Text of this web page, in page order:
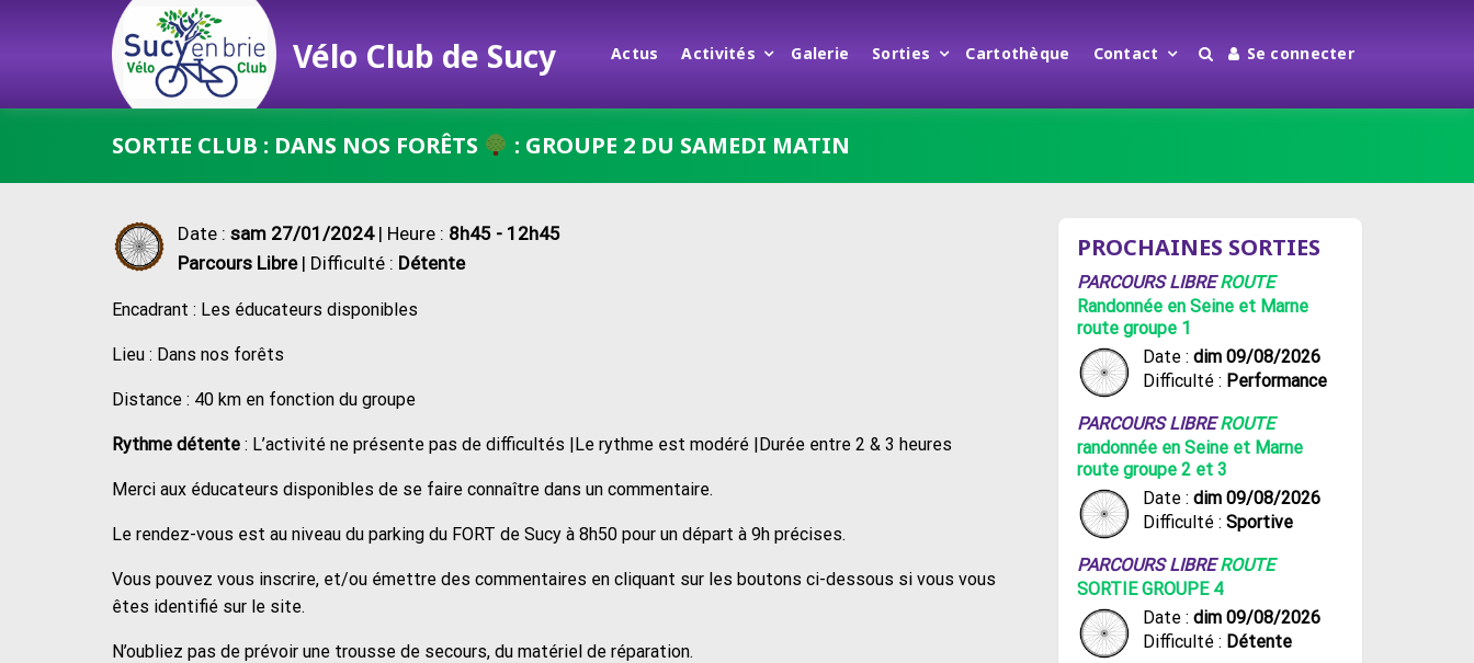
Vélo Club de Sucy Actus Activités Galerie Sorties Cartothèque Contact Se connecter
SORTIE CLUB : DANS NOS FORÊTS : GROUPE 2 DU SAMEDI MATIN
Date : sam 27/01/2024| Heure : 8h45 - 12h45
Parcours Libre| Difficulté : Détente
Encadrant : Les éducateurs disponibles
Lieu : Dans nos forêts
Distance : 40 km en fonction du groupe
Rythme détente : L’activité ne présente pas de difficultés |Le rythme est modéré |Durée entre 2 & 3 heures
Merci aux éducateurs disponibles de se faire connaître dans un commentaire.
Le rendez-vous est au niveau du parking du FORT de Sucy à 8h50 pour un départ à 9h précises.
Vous pouvez vous inscrire, et/ou émettre des commentaires en cliquant sur les boutons ci-dessous si vous vous
êtes identifié sur le site.
N’oubliez pas de prévoir une trousse de secours, du matériel de réparation.
PROCHAINES SORTIES
PARCOURS LIBREROUTE
Randonnée en Seine et Marne
route groupe 1
Date : dim 09/08/2026
Difficulté : Performance
PARCOURS LIBREROUTE
randonnée en Seine et Marne
route groupe 2 et 3
Date : dim 09/08/2026
Difficulté : Sportive
PARCOURS LIBREROUTE
SORTIE GROUPE 4
Date : dim 09/08/2026
Difficulté : Détente